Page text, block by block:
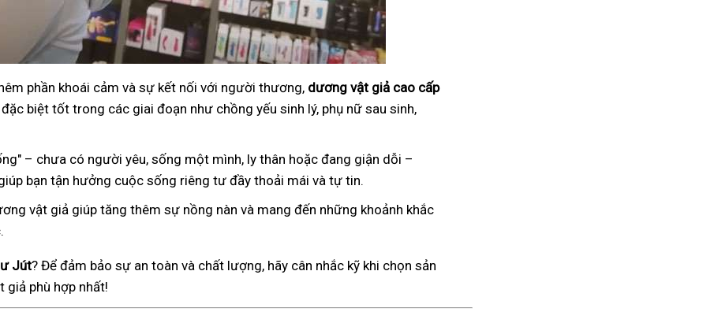
phần khoái cảm và sự kết nối với người thương, dương vật giả cao cấp
biệt tốt trong các giai đoạn như chồng yếu sinh lý, phụ nữ sau sinh,
– chưa có người yêu, sống một mình, ly thân hoặc đang giận dỗi –
bạn tận hưởng cuộc sống riêng tư đầy thoải mái và tự tin.
vật giả giúp tăng thêm sự nồng nàn và mang đến những khoảnh khắc
Jút? Để đảm bảo sự an toàn và chất lượng, hãy cân nhắc kỹ khi chọn sản
giả phù hợp nhất!